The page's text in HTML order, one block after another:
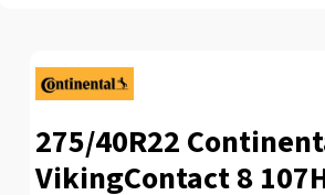
275/40R22
VikingContact 8